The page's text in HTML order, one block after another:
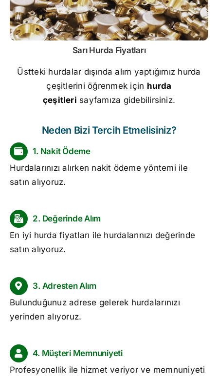
Sarı Hurda Fiyatları
Üstteki hurdalar dışında alım yaptığımız hurda
çeşitlerini öğrenmek için hurda
çeşitleri sayfamıza gidebilirsiniz.
Neden Bizi Tercih Etmelisiniz?
1. Nakit Ödeme
Hurdalarınızı alırken nakit ödeme yöntemi ile
satın alıyoruz.
2. Değerinde Alım
En iyi hurda fiyatları ile hurdalarınızı değerinde
satın alıyoruz.
3. Adresten Alım
Bulunduğunuz adrese gelerek hurdalarınızı
yerinden alıyoruz.
4. Müşteri Memnuniyeti
Profesyonellik ile hizmet veriyor ve memnuniyeti